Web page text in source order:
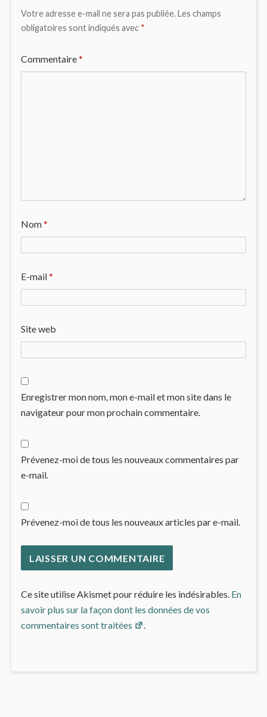
Votre adresse e-mail ne sera pas publiée. Les champs
obligatoires sont indiqués avec *
Commentaire*
Nom*
E-mail*
Site web
Enregistrer mon nom, mon e-mail et mon site dans le
navigateur pour mon prochain commentaire.
Prévenez-moi de tous les nouveaux commentaires par
e-mail.
Prévenez-moi de tous les nouveaux articles par e-mail.
Ce site utilise Akismet pour réduire les indésirables. En
savoir plus sur la façon dont les données de vos
commentaires sont traitées
.